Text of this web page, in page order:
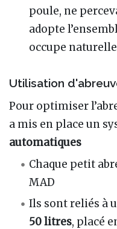
poule, ne
adopte
occupe
Utilisation
Pour optimiser
a mis en place un
automatiques
Chaque petit
MAD
Ils sont reliés à
50 litres, placé